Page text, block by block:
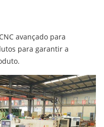
avançado para
para garantir a